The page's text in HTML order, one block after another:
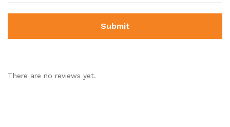
There are no reviews yet.